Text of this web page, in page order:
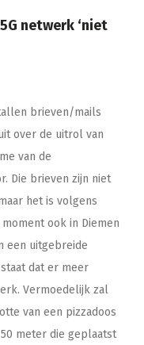
netwerk ‘niet
brieven/mails
over de uitrol van
van de
Die brieven zijn niet
het is volgens
ook in Diemen
een uitgebreide
dat er meer
Vermoedelijk zal
van een pizzadoos
meter die geplaatst